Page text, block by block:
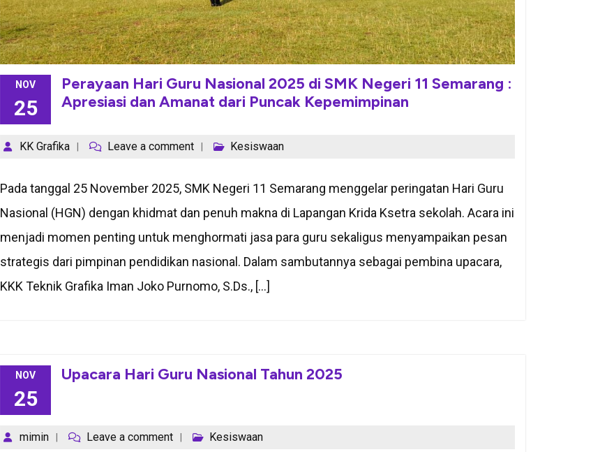
NOV
25
Perayaan Hari Guru Nasional 2025 di SMK Negeri 11 Semarang :
Apresiasi dan Amanat dari Puncak Kepemimpinan
KK Grafika Leave a comment Kesiswaan
Pada tanggal 25 November 2025, SMK Negeri 11 Semarang menggelar peringatan Hari Guru
Nasional (HGN) dengan khidmat dan penuh makna di Lapangan Krida Ksetra sekolah. Acara ini
menjadi momen penting untuk menghormati jasa para guru sekaligus menyampaikan pesan
strategis dari pimpinan pendidikan nasional. Dalam sambutannya sebagai pembina upacara,
KKK Teknik Grafika Iman Joko Purnomo, S.Ds., […]
NOV
25
Upacara Hari Guru Nasional Tahun 2025
mimin Leave a comment Kesiswaan